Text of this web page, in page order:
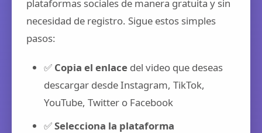
plataformas sociales de manera gratuita y sin
necesidad de registro. Sigue estos simples
pasos:
✅ Copia el enlace del video que deseas
descargar desde Instagram, TikTok,
YouTube, Twitter o Facebook
✅Selecciona la plataforma